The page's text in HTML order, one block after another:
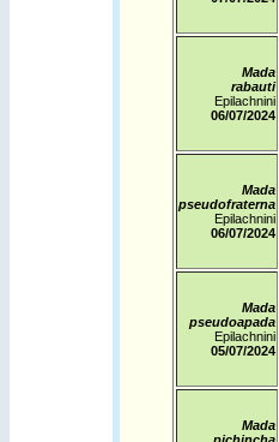
Mada
rabauti
Epilachnini
06/07/2024
Mada
pseudofraterna
Epilachnini
06/07/2024
Mada
pseudoapada
Epilachnini
05/07/2024
Mada